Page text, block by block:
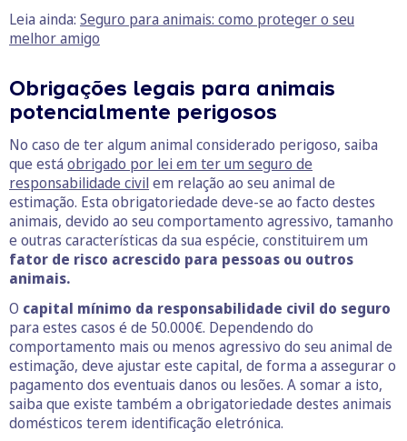
Leia ainda: Seguro para animais: como proteger o seu
melhor amigo
Obrigações legais para animais
potencialmente perigosos
No caso de ter algum animal considerado perigoso, saiba
que está obrigado por lei em ter um seguro de
responsabilidade civil em relação ao seu animal de
estimação. Esta obrigatoriedade deve-se ao facto destes
animais, devido ao seu comportamento agressivo, tamanho
e outras características da sua espécie, constituirem um
fator de risco acrescido para pessoas ou outros
animais.
O capital mínimo da responsabilidade civil do seguro
para estes casos é de 50.000€. Dependendo do
comportamento mais ou menos agressivo do seu animal de
estimação, deve ajustar este capital, de forma a assegurar o
pagamento dos eventuais danos ou lesões. A somar a isto,
saiba que existe também a obrigatoriedade destes animais
domésticos terem identificação eletrónica.